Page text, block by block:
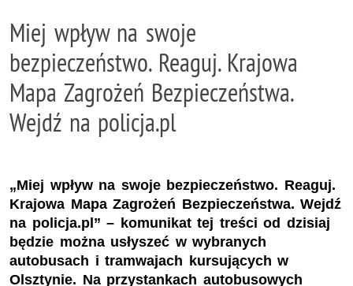
Miej wpływ na swoje
bezpieczeństwo. Reaguj. Krajowa
Mapa Zagrożeń Bezpieczeństwa.
Wejdź na policja.pl
„Miej wpływ na swoje bezpieczeństwo. Reaguj.
Krajowa Mapa Zagrożeń Bezpieczeństwa. Wejdź
na policja.pl” – komunikat tej treści od dzisiaj
będzie można usłyszeć w wybranych
autobusach i tramwajach kursujących w
Olsztynie. Na przystankach autobusowych